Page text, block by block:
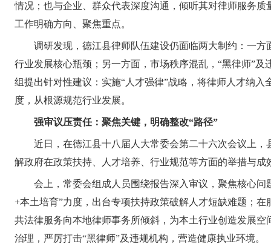
情况；也与企业、群众代表深度沟通，倾听其对律师服务
工作明确方向、聚焦重点。
调研发现，德江县律师队伍建设仍面临两大制约：一
行业发展核心瓶颈；另一方面，市场秩序混乱，“黑律师”
组提出针对性建议：实施“人才强律”战略，将律师人才纳
度，从根源规范行业发展。
强审议压责任：聚焦关键，明确整改“路径”
近日，在德江县十八届人大常委会第二十六次会议上
解政府在政策扶持、人才培养、行业规范等方面的举措与成
会上，常委会组成人员围绕报告深入审议，聚焦核心
+本土培育”力度，出台专项扶持政策破解人才短缺难题；
共法律服务向本地律师事务所倾斜，为本土行业创造发展
治理，严厉打击“黑律师”及违规机构，营造健康执业环境。